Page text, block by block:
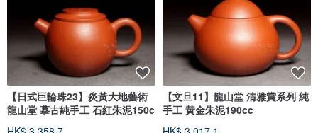
【日式巨輪珠23】炎黃大地藝術
龍山堂 摹古純手工 石紅朱泥150c
【文旦11】龍山堂 清雅賞系列 純
手工 黃金朱泥190cc